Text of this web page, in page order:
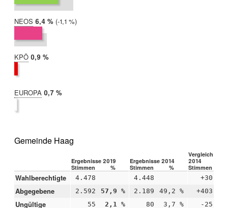
NEOS 2019:
6,4 %
2014:
7,4 %
Differenz:
-1,1 %
KPÖ 2019:
0,9 %
EUROPA 2019:
0,7 %
Gemeinde Haag
Ergebnisse 2019 Ergebnisse 2014
Vergleich
2014
Stimmen
% Stimmen % Stimmen
Wahlberechtigte 4.478 4.448 +30
Abgegebene 2.592 57,9 % 2.189 49,2 % +403
Ungültige 55 2,1 % 80 3,7 % -25